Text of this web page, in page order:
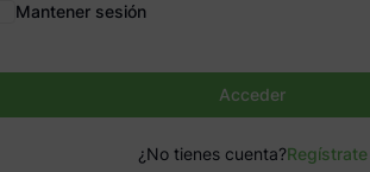
Mantener sesión
Acceder
¿No tienes cuenta?Regístrate